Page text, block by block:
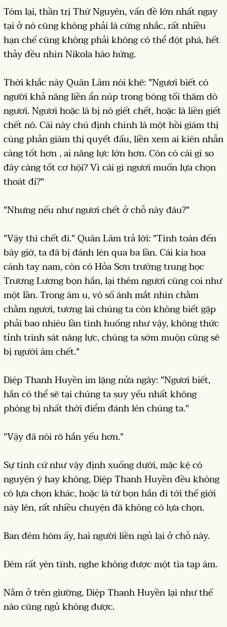
Tóm lại, thần trị Thứ Nguyên, vấn đề lớn nhất ngay
tại ở nó cũng không phải là cứng nhắc, rất nhiều
hạn chế cũng không phải không có thể đột phá, hết
thảy đều nhìn Nikola hào hứng.
Thời khắc này Quân Lâm nói khẽ: "Ngươi biết có
người khả năng liền ẩn núp trong bóng tối thăm dò
ngươi. Ngươi hoặc là bị nó giết chết, hoặc là liền giết
chết nó. Cái này chú định chính là một hồi giám thị
cùng phản giám thị quyết đấu, liền xem ai kiên nhẫn
càng tốt hơn , ai năng lực lớn hơn. Còn có cái gì so
đây càng tốt cơ hội? Vì cái gì ngươi muốn lựa chọn
thoát đi?"
"Nhưng nếu như ngươi chết ở chỗ này đâu?"
"Vậy thì chết đi." Quân Lâm trả lời: "Tính toán đến
bây giờ, ta đã bị đánh lén qua ba lần. Cái kia hoa
cánh tay nam, còn có Hỏa Sơn trường trung học
Trương Lương bọn hắn, lại thêm ngươi cũng coi như
một lần. Trong âm u, vô số ánh mắt nhìn chằm
chằm ngươi, tương lai chúng ta còn không biết gặp
phải bao nhiêu lần tình huống như vậy, không thức
tỉnh trinh sát năng lực, chúng ta sớm muộn cũng sẽ
bị người âm chết."
Diệp Thanh Huyền im lặng nửa ngày: "Ngươi biết,
hắn có thể sẽ tại chúng ta suy yếu nhất không
phòng bị nhất thời điểm đánh lén chúng ta."
"Vậy đã nói rõ hắn yếu hơn."
Sự tình cứ như vậy định xuống dưới, mặc kệ có
nguyện ý hay không, Diệp Thanh Huyền đều không
có lựa chọn khác, hoặc là từ bọn hắn đi tới thế giới
này lên, rất nhiều chuyện đã không có lựa chọn.
Ban đêm hôm ấy, hai người liền ngủ lại ở chỗ này.
Đêm rất yên tĩnh, nghe không được một tia tạp âm.
Nằm ở trên giường, Diệp Thanh Huyền lại như thế
nào cũng ngủ không được.